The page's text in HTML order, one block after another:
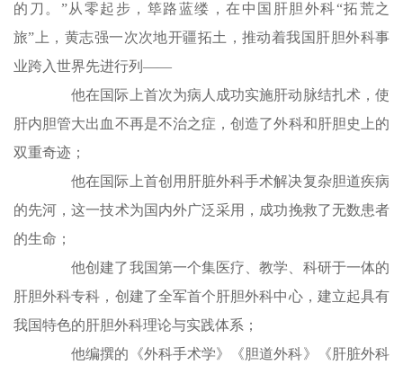
的刀。”从零起步，筚路蓝缕，在中国肝胆外科“拓荒之
旅”上，黄志强一次次地开疆拓土，推动着我国肝胆外科事
业跨入世界先进行列——
他在国际上首次为病人成功实施肝动脉结扎术，使
肝内胆管大出血不再是不治之症，创造了外科和肝胆史上的
双重奇迹；
他在国际上首创用肝脏外科手术解决复杂胆道疾病
的先河，这一技术为国内外广泛采用，成功挽救了无数患者
的生命；
他创建了我国第一个集医疗、教学、科研于一体的
肝胆外科专科，创建了全军首个肝胆外科中心，建立起具有
我国特色的肝胆外科理论与实践体系；
他编撰的《外科手术学》《胆道外科》《肝脏外科